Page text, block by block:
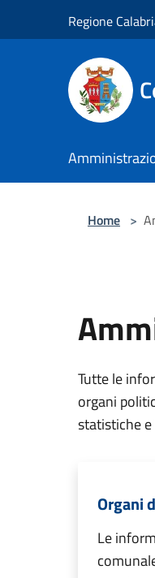
Regione
Home >
Tutte le
organi
statistiche
Organi
Le